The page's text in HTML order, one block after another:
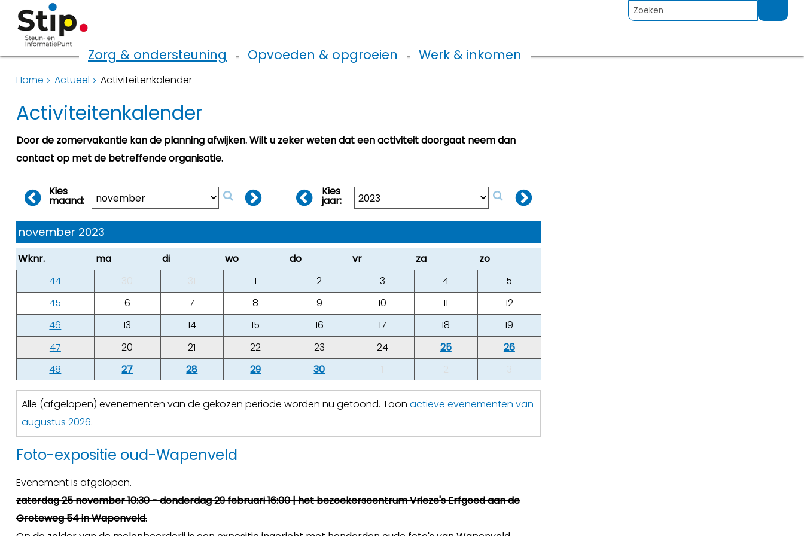
Zorg & ondersteuning Opvoeden & opgroeien Werk & inkomen
Home Actueel Activiteitenkalender
Activiteitenkalender
Door de zomervakantie kan de planning afwijken. Wilt u zeker weten dat een activiteit doorgaat neem dan
contact op met de betreffende organisatie.
Kies
maand:
Kies
jaar:
november 2023
Wknr. ma di wo do vr za
zo
44
30 31 1 2 3 4
5
45
6 7 8 9 10 11
12
46
13 14 15 16 17 18
19
47
20 21 22 23 24 25
26
48
27 28 29 30 1 2 3
Alle (afgelopen) evenementen van de gekozen periode worden nu getoond. Toon actieve evenementen van
augustus 2026.
Foto-expositie oud-Wapenveld
Evenement is afgelopen.
zaterdag 25 november 10:30 - donderdag 29 februari 16:00 | het bezoekerscentrum Vrieze's Erfgoed aan de
Groteweg 54 in Wapenveld.